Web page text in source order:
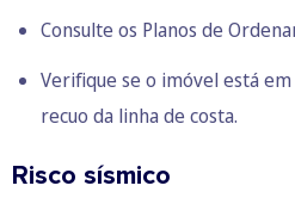
Consulte os Planos de
Verifique se o imóvel está
recuo da linha de costa.
Risco sísmico